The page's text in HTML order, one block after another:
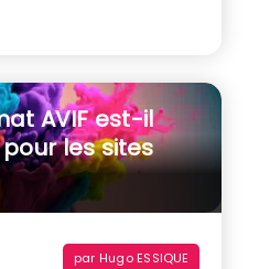
AVIF est-il
les sites
par Hugo ESSIQUE